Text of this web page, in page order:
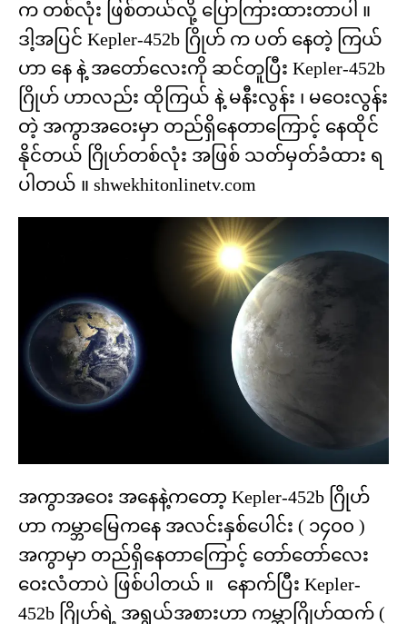
က တစ်လုံး ဖြစ်တယ်လို့ ပြောကြားထားတာပါ ။
ဒါ့အပြင် Kepler-452b ဂြိုဟ် က ပတ် နေတဲ့ ကြယ်
ဟာ နေ နဲ့ အတော်လေးကို ဆင်တူပြီး Kepler-452b
ဂြိုဟ် ဟာလည်း ထိုကြယ် နဲ့ မနီးလွန်း ၊ မဝေးလွန်း
တဲ့ အကွာအဝေးမှာ တည်ရှိနေတာကြောင့် နေထိုင်
နိုင်တယ် ဂြိုဟ်တစ်လုံး အဖြစ် သတ်မှတ်ခံထား ရ
ပါတယ် ။ shwekhitonlinetv.com
အကွာအဝေး အနေနဲ့ကတော့ Kepler-452b ဂြိုဟ်
ဟာ ကမ္ဘာမြေကနေ အလင်းနှစ်ပေါင်း ( ၁၄၀၀ )
အကွာမှာ တည်ရှိနေတာကြောင့် တော်တော်လေး
ဝေးလံတာပဲ ဖြစ်ပါတယ် ။ နောက်ပြီး Kepler-
452b ဂြိုဟ်ရဲ့ အရွယ်အစားဟာ ကမ္ဘာဂြိုဟ်ထက် (